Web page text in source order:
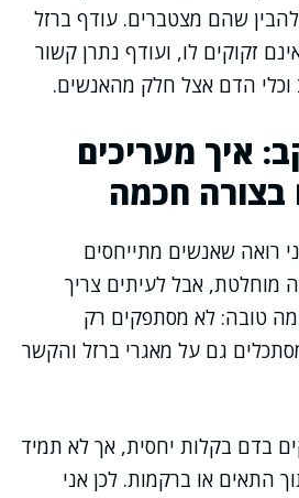
להבין שהם מצטברים. עודף ברזל
זקוקים לו, ועודף נתרן קשור
הדם אצל חלק מהאנשים.
איך מעריכים
בצורה חכמה
רואה שאנשים מתייחסים
מוחלטת, אבל לעיתים צריך
טובה: לא מסתפקים רק
גם על מאגרי ברזל והקשר
בדם בקלות יחסית, אך לא תמיד
התאים או ברקמות. לכן אני